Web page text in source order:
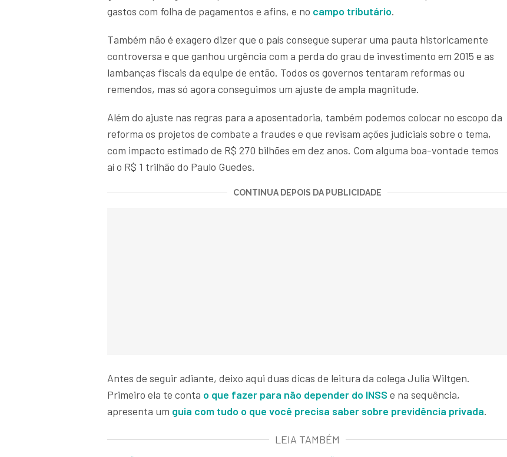
gastos com folha de pagamentos e afins, e no campo tributário.
Também não é exagero dizer que o país consegue superar uma pauta historicamente
controversa e que ganhou urgência com a perda do grau de investimento em 2015 e as
lambanças fiscais da equipe de então. Todos os governos tentaram reformas ou
remendos, mas só agora conseguimos um ajuste de ampla magnitude.
Além do ajuste nas regras para a aposentadoria, também podemos colocar no escopo da
reforma os projetos de combate a fraudes e que revisam ações judiciais sobre o tema,
com impacto estimado de R$ 270 bilhões em dez anos. Com alguma boa-vontade temos
aí o R$ 1 trilhão do Paulo Guedes.
CONTINUA DEPOIS DA PUBLICIDADE
Antes de seguir adiante, deixo aqui duas dicas de leitura da colega Julia Wiltgen.
Primeiro ela te conta o que fazer para não depender do INSS e na sequência,
apresenta um guia com tudo o que você precisa saber sobre previdência privada.
LEIA TAMBÉM